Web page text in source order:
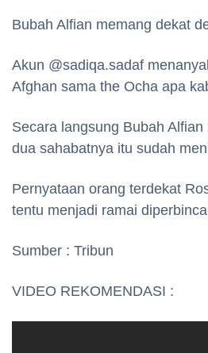
Bubah Alfian memang dekat
Akun @sadiqa.sadaf
Afghan sama the Ocha apa
Secara langsung Bubah
dua sahabatnya itu sudah
Pernyataan orang terdekat
tentu menjadi ramai
Sumber : Tribun
VIDEO REKOMENDASI :